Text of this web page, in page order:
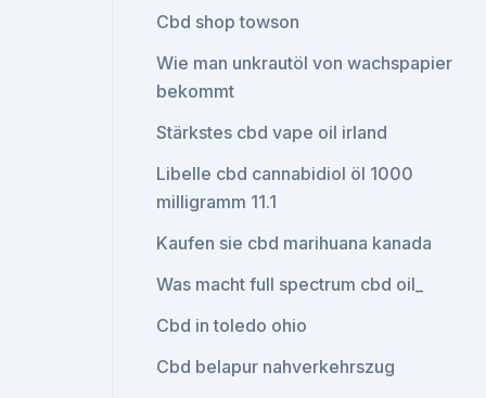
Cbd shop towson
Wie man unkrautöl von wachspapier
bekommt
Stärkstes cbd vape oil irland
Libelle cbd cannabidiol öl 1000
milligramm 11.1
Kaufen sie cbd marihuana kanada
Was macht full spectrum cbd oil_
Cbd in toledo ohio
Cbd belapur nahverkehrszug